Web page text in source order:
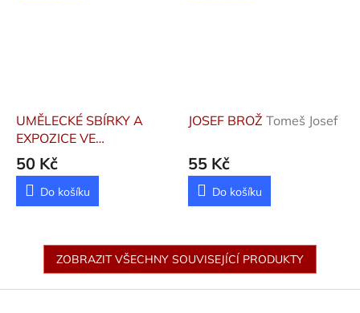
UMĚLECKÉ SBÍRKY A
EXPOZICE VE
STŘEDOČESKÉM KRAJI
Vlk Miloslav
50 Kč
Do košíku
JOSEF BROŽ Tomeš Josef
55 Kč
Do košíku
ZOBRAZIT VŠECHNY SOUVISEJÍCÍ PRODUKTY